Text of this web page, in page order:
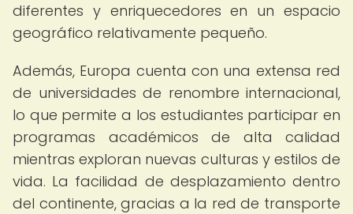
diferentes y enriquecedores en un espacio
geográfico relativamente pequeño.
Además, Europa cuenta con una extensa red
de universidades de renombre internacional,
lo que permite a los estudiantes participar en
programas académicos de alta calidad
mientras exploran nuevas culturas y estilos de
vida. La facilidad de desplazamiento dentro
del continente, gracias a la red de transporte